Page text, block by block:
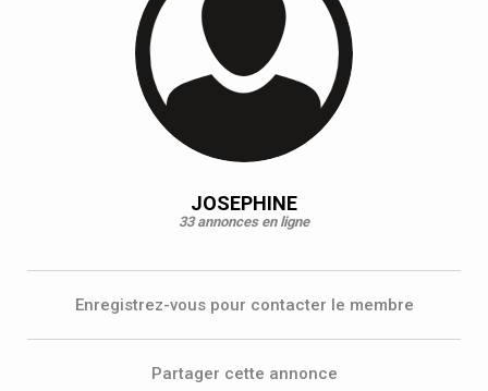
JOSEPHINE
33 annonces en ligne
Enregistrez-vous pour contacter le membre
Partager cette annonce